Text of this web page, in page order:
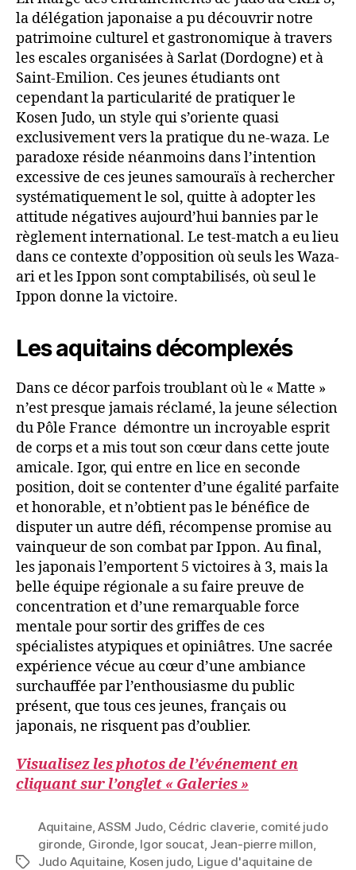
la délégation japonaise a pu découvrir notre
patrimoine culturel et gastronomique à travers
les escales organisées à Sarlat (Dordogne) et à
Saint-Emilion. Ces jeunes étudiants ont
cependant la particularité de pratiquer le
Kosen Judo, un style qui s’oriente quasi
exclusivement vers la pratique du ne-waza. Le
paradoxe réside néanmoins dans l’intention
excessive de ces jeunes samouraïs à rechercher
systématiquement le sol, quitte à adopter les
attitude négatives aujourd’hui bannies par le
règlement international. Le test-match a eu lieu
dans ce contexte d’opposition où seuls les Waza-
ari et les Ippon sont comptabilisés, où seul le
Ippon donne la victoire.
Les aquitains décomplexés
Dans ce décor parfois troublant où le « Matte »
n’est presque jamais réclamé, la jeune sélection
du Pôle France démontre un incroyable esprit
de corps et a mis tout son cœur dans cette joute
amicale. Igor, qui entre en lice en seconde
position, doit se contenter d’une égalité parfaite
et honorable, et n’obtient pas le bénéfice de
disputer un autre défi, récompense promise au
vainqueur de son combat par Ippon. Au final,
les japonais l’emportent 5 victoires à 3, mais la
belle équipe régionale a su faire preuve de
concentration et d’une remarquable force
mentale pour sortir des griffes de ces
spécialistes atypiques et opiniâtres. Une sacrée
expérience vécue au cœur d’une ambiance
surchauffée par l’enthousiasme du public
présent, que tous ces jeunes, français ou
japonais, ne risquent pas d’oublier.
Visualisez les photos de l’événement en
cliquant sur l’onglet « Galeries »
Aquitaine,ASSM Judo, Cédric claverie, comité judo
gironde, Gironde, Igor soucat, Jean-pierre millon,
Judo Aquitaine, Kosen judo, Ligue d'aquitaine de